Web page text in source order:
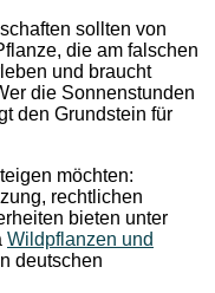
sollten von
die am falschen
und braucht
die Sonnenstunden
den Grundstein für
möchten:
rechtlichen
bieten unter
Wildpflanzen und
deutschen